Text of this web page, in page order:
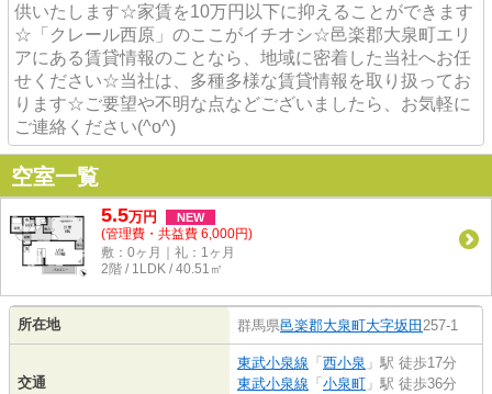
供いたします☆家賃を10万円以下に抑えることができます
☆「クレール西原」のここがイチオシ☆邑楽郡大泉町エリ
アにある賃貸情報のことなら、地域に密着した当社へお任
せください☆当社は、多種多様な賃貸情報を取り扱ってお
ります☆ご要望や不明な点などございましたら、お気軽に
ご連絡ください(^o^)
空室一覧
5.5万円 NEW
(管理費・共益費 6,000円)
敷：0ヶ月｜礼：1ヶ月
2階 / 1LDK / 40.51㎡
所在地 群馬県邑楽郡大泉町大字坂田 257-1
交通
東武小泉線 「 西小泉 」駅 徒歩17分
東武小泉線 「 小泉町 」駅 徒歩36分